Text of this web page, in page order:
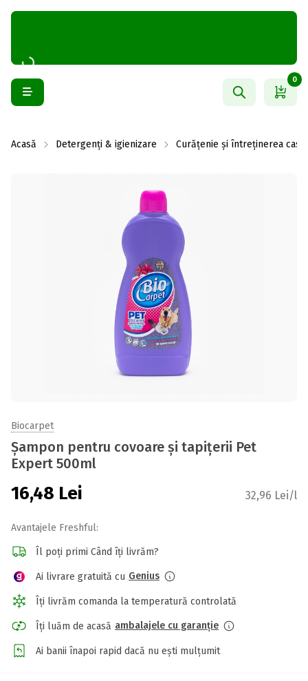
0
Acasă Detergenți & igienizare Curățenie și întreținerea casei
Biocarpet
Șampon pentru covoare și tapițerii Pet
Expert 500ml
16,48 Lei 32,96 Lei/l
Avantajele Freshful:
Îl poți primi Când îți livrăm?
Ai livrare gratuită cu Genius
Îți livrăm comanda la temperatură controlată
Îți luăm de acasă ambalajele cu garanție
Ai banii înapoi rapid dacă nu ești mulțumit